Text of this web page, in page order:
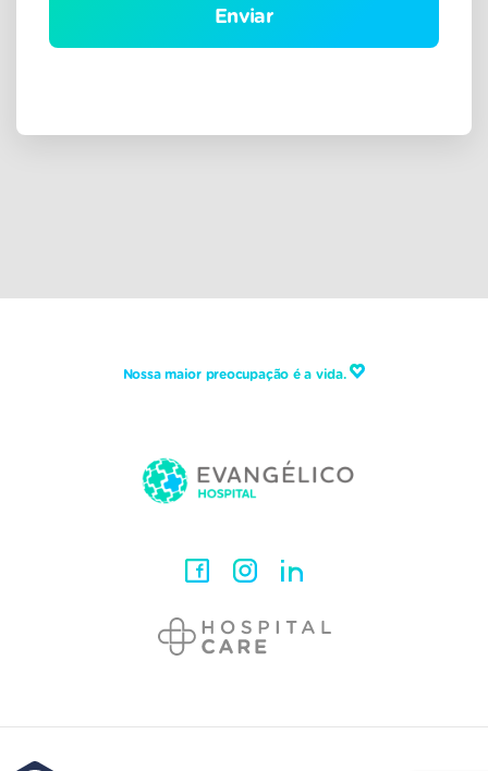
Nossa maior preocupação é a vida.